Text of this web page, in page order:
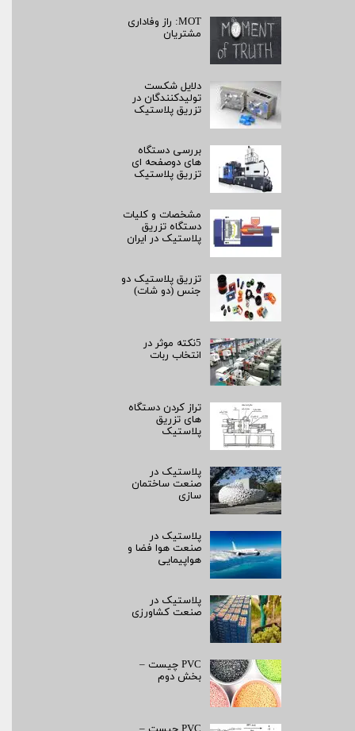
MOT: راز وفاداری
مشتریان
دلایل شکست
تولیدکنندگان در
تزریق پلاستیک
بررسی دستگاه
های دوصفحه ای
تزریق پلاستیک
مشخصات و کلیات
دستگاه تزریق
پلاستیک در ایران
تزریق پلاستیک دو
جنس (دو شات)
5نکته موثر در
انتخاب ربات
تراز کردن دستگاه
های تزریق
پلاستیک
پلاستیک در
صنعت ساختمان
سازی
پلاستیک در
صنعت هوا فضا و
هواپیمایی
پلاستیک در
صنعت کشاورزی
PVC چیست –
بخش دوم